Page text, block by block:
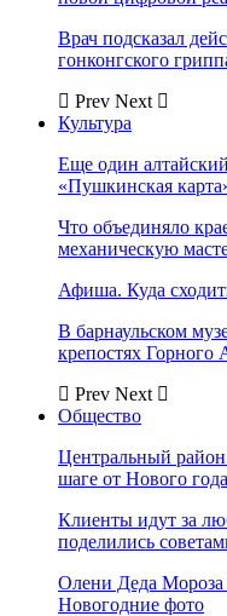
Врач подсказал
гонконгского
Prev Next
Культура
Еще один
«Пушкинская
Что объединяло
механическую
Афиша. Куда
В барнаульском
крепостях Горного
Prev Next
Общество
Центральный район
шаге от Нового
Клиенты идут за
поделились
Олени Деда Мороза
Новогодние фото